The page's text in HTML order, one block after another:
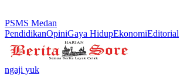
PSMS Medan
PendidikanOpiniGaya HidupEkonomiEditorial
ngaji yuk